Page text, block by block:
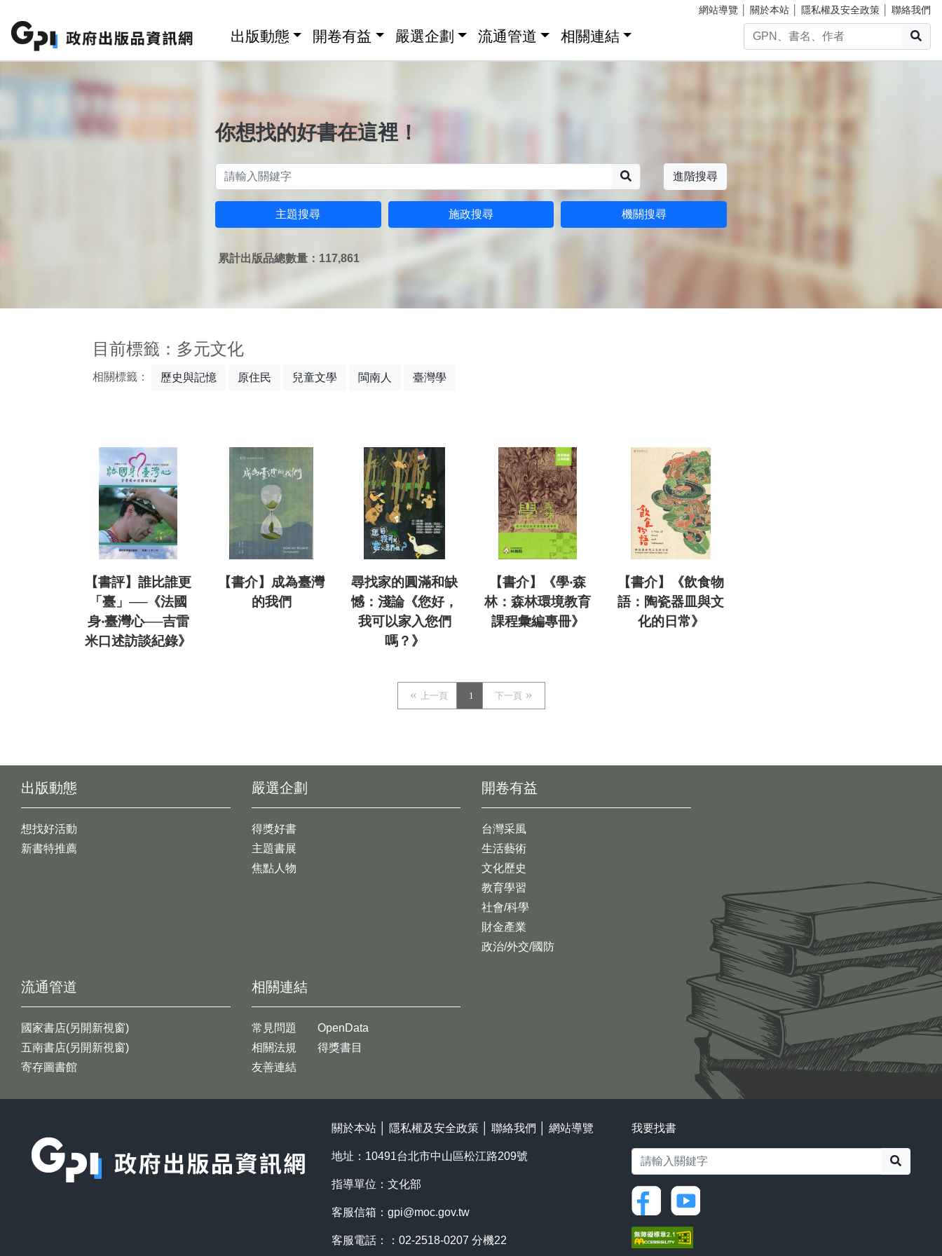
網站導覽 關於本站 隱私權及安全政策 聯絡我們
出版動態 開卷有益 嚴選企劃 流通管道 相關連結
你想找的好書在這裡！
進階搜尋
主題搜尋 施政搜尋 機關搜尋
累計出版品總數量：117,861
目前標籤：多元文化
相關標籤： 歷史與記憶 原住民 兒童文學 閩南人 臺灣學
【書評】誰比誰更
「臺」──《法國
身‧臺灣心──吉雷
米口述訪談紀錄》
【書介】成為臺灣
的我們
尋找家的圓滿和缺
憾：淺論《您好，
我可以家入您們
嗎？》
【書介】《學‧森
林：森林環境教育
課程彙編專冊》
【書介】《飲食物
語：陶瓷器皿與文
化的日常》
上一頁 1 下一頁
出版動態
想找好活動
新書特推薦
開卷有益
台灣采風
生活藝術
文化歷史
教育學習
社會/科學
財金產業
政治/外交/國防
嚴選企劃
得獎好書
主題書展
焦點人物
流通管道
國家書店(另開新視窗)
五南書店(另開新視窗)
寄存圖書館
相關連結
常見問題
相關法規
友善連結
OpenData
得獎書目
關於本站 隱私權及安全政策 聯絡我們 網站導覽
地址：10491台北市中山區松江路209號
指導單位：文化部
客服信箱： gpi@moc.gov.tw
客服電話：：02-2518-0207 分機22
我要找書